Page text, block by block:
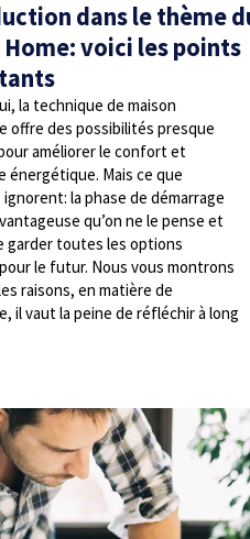
dans le thème
voici les points
la technique de maison
offre des possibilités presque
améliorer le confort et
énergétique. Mais ce que
la phase de démarrage
qu’on ne le pense et
garder toutes les options
le futur. Nous vous montrons
raisons, en matière de
il vaut la peine de réfléchir à long